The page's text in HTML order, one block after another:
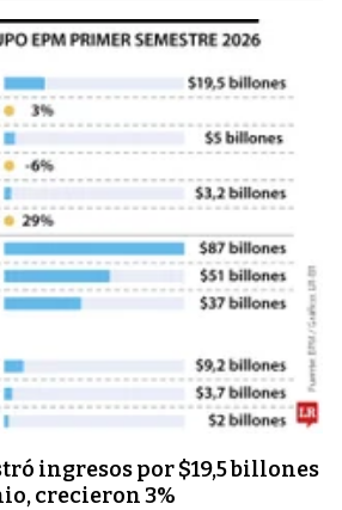
ingresos por $19,5 billones
crecieron 3%